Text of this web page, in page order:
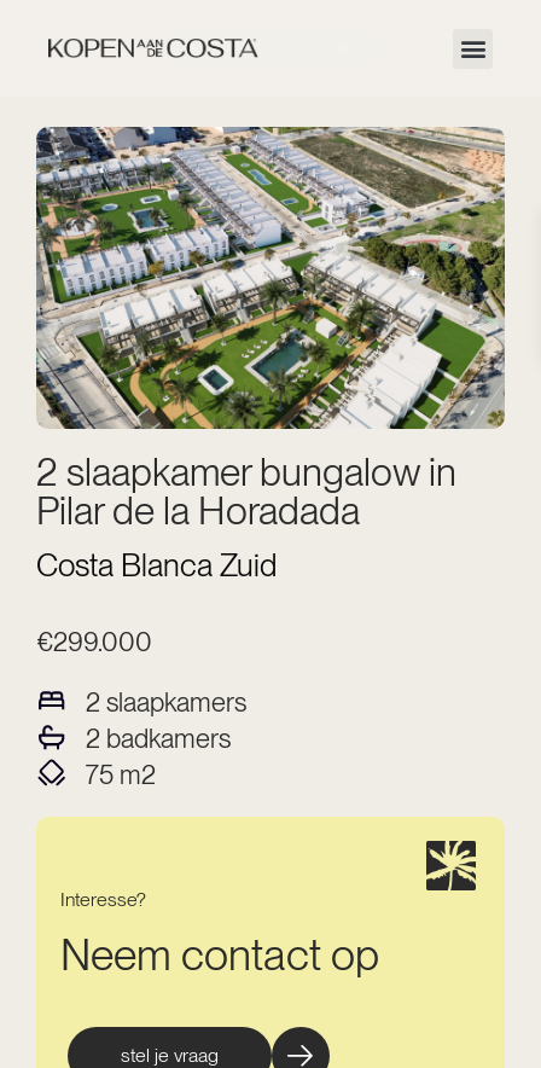
2 slaapkamer bungalow in
Pilar de la Horadada
Costa Blanca Zuid
€299.000
2 slaapkamers
2 badkamers
75 m2
Interesse?
Neem contact op
stel je vraag